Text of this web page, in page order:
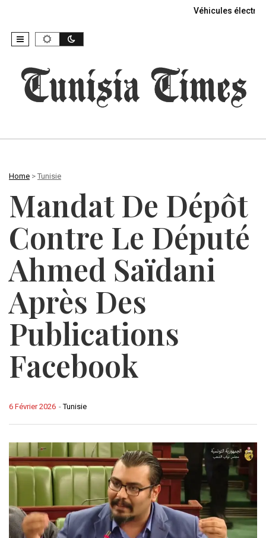
Véhicules
Home > Tunisie
Mandat De Dépôt
Contre Le Député
Ahmed Saïdani
Après Des
Publications
Facebook
-Tunisie
6 Février 2026